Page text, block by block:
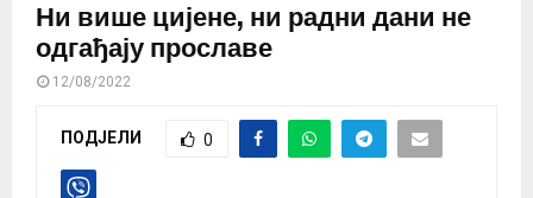
Ни више цијене, ни радни дани не
одгађају прославе
12/08/2022
ПОДЈЕЛИ 0